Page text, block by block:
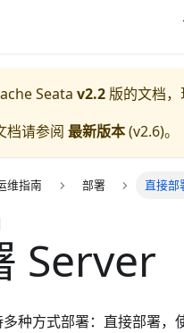
Seata v2.2 版的文档，
档请参阅 最新版本(v2.6)。
维指南 部署 直接部
Server
种方式部署：直接部署